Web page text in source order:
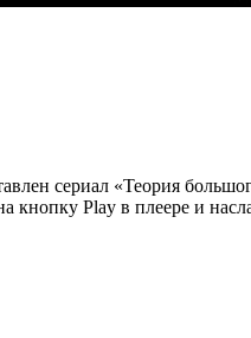
сериал «Теория
кнопку Play в плеере и